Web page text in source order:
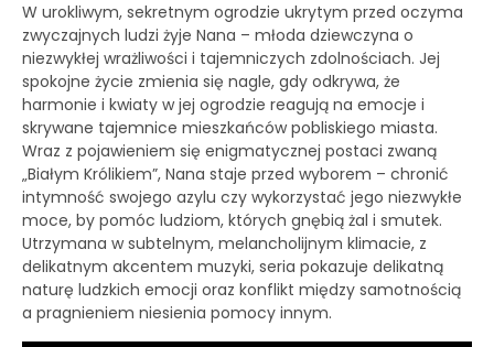
W urokliwym, sekretnym ogrodzie ukrytym przed oczyma
zwyczajnych ludzi żyje Nana – młoda dziewczyna o
niezwykłej wrażliwości i tajemniczych zdolnościach. Jej
spokojne życie zmienia się nagle, gdy odkrywa, że
harmonie i kwiaty w jej ogrodzie reagują na emocje i
skrywane tajemnice mieszkańców pobliskiego miasta.
Wraz z pojawieniem się enigmatycznej postaci zwaną
„Białym Królikiem”, Nana staje przed wyborem – chronić
intymność swojego azylu czy wykorzystać jego niezwykłe
moce, by pomóc ludziom, których gnębią żal i smutek.
Utrzymana w subtelnym, melancholijnym klimacie, z
delikatnym akcentem muzyki, seria pokazuje delikatną
naturę ludzkich emocji oraz konflikt między samotnością
a pragnieniem niesienia pomocy innym.